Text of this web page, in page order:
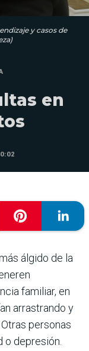
y casos de
en
álgido de la
familiar, en
arrastrando y
personas
o depresión.